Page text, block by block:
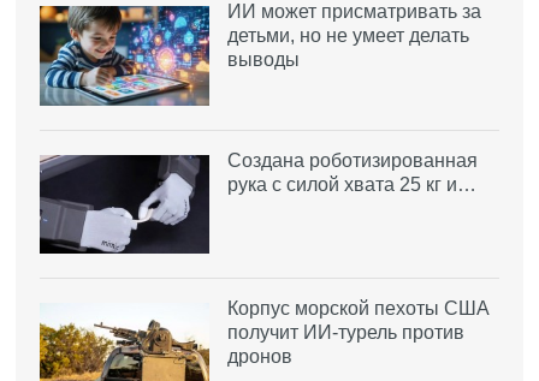
ИИ может присматривать за
детьми, но не умеет делать
выводы
Создана роботизированная
рука с силой хвата 25 кг и…
Корпус морской пехоты США
получит ИИ-турель против
дронов